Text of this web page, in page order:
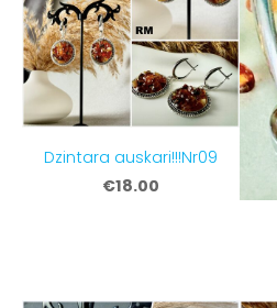
Dzintara auskari!!!Nr09
€18.00